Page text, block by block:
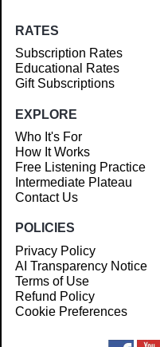
RATES
Subscription Rates
Educational Rates
Gift Subscriptions
EXPLORE
Who It's For
How It Works
Free Listening Practice
Intermediate Plateau
Contact Us
POLICIES
Privacy Policy
AI Transparency Notice
Terms of Use
Refund Policy
Cookie Preferences